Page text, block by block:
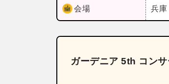
会場 兵庫
ガーデニア 5th コンサ